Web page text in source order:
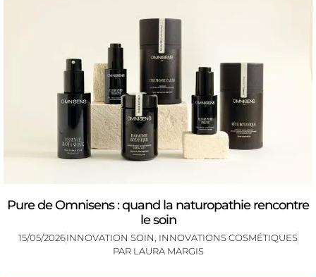
Pure de Omnisens : quand la naturopathie rencontre
le soin
15/05/2026INNOVATION SOIN, INNOVATIONS COSMÉTIQUES
PAR LAURA MARGIS